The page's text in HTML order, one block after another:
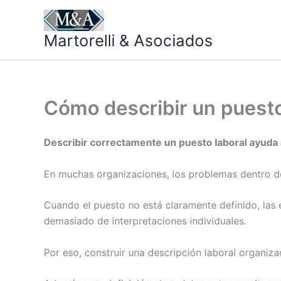
Martorelli & Asociados
Cómo describir un
Describir correctamente un puesto laboral
En muchas organizaciones, los problemas dentro
Cuando el puesto no está claramente definido,
demasiado de interpretaciones individuales.
Por eso, construir una descripción laboral